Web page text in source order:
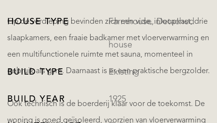
Op de verdieping bevinden zich een vide, inloopkast, drie
slaapkamers, een fraaie badkamer met vloerverwarming en
een multifunctionele ruimte met sauna, momenteel in
gebruik als gym. Daarnaast is er een praktische bergzolder.
Ook technisch is de boerderij klaar voor de toekomst. De
woning is goed geïsoleerd, voorzien van vloerverwarming
HOUSE TYPE Farmhouse, Detached
house
BUILD TYPE Existing
BUILD YEAR 1925